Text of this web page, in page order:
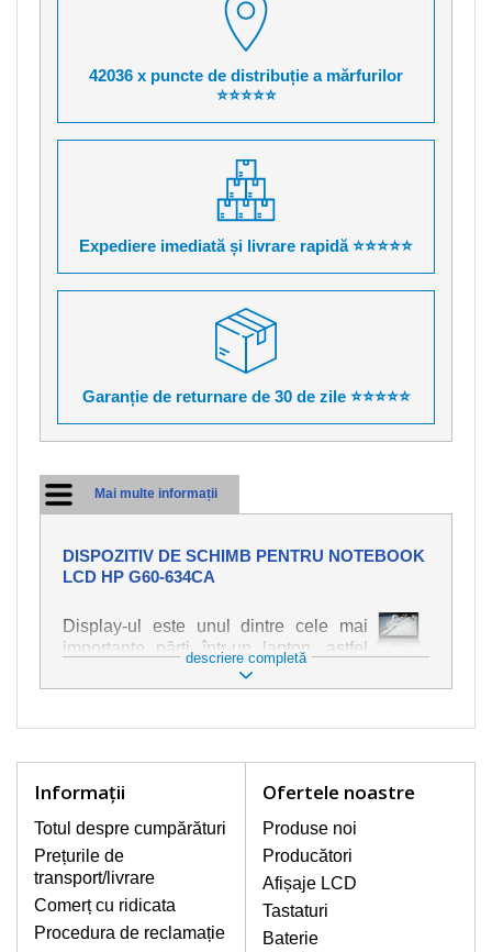
42036 x puncte de distribuție a mărfurilor
⭐⭐⭐⭐⭐
Expediere imediată și livrare rapidă ⭐⭐⭐⭐⭐
Garanție de returnare de 30 de zile ⭐⭐⭐⭐⭐
Mai multe informații
DISPOZITIV DE SCHIMB PENTRU NOTEBOOK
LCD HP G60-634CA
Display-ul este unul dintre cele mai
importante părți într-un laptop, astfel
încât ne străduim să oferim piese de
schimb de cea mai bună calitate.
ul cu cea mai mare atenție. Cele mai
natură mecanică, cum ar fi afișajul rupt
sau crăpat. În plus, dungile verticale,
afișajul neiluminat, luminozitatea
intermitentă sau neuniformă
AFIŞAJE/DISPLAY LCD
descriere completă
Informaţii
Totul despre cumpărături
Prețurile de
transport/livrare
Comerț cu ridicata
Procedura de reclamație
Ofertele noastre
Produse noi
Producători
Afișaje LCD
Tastaturi
Baterie